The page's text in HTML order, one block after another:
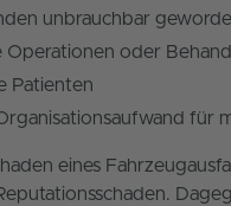
unbrauchbar
Operationen oder
Patienten
für
eines